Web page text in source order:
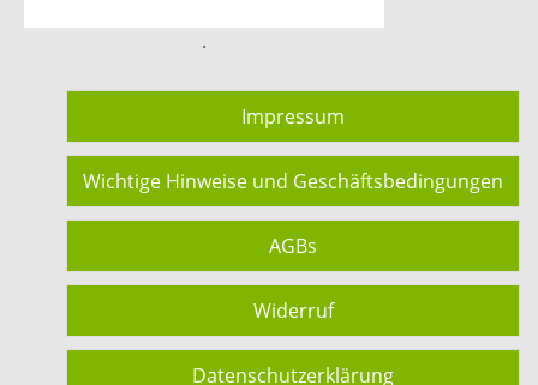
.
Impressum
Wichtige Hinweise und Geschäftsbedingungen
AGBs
Widerruf
Datenschutzerklärung